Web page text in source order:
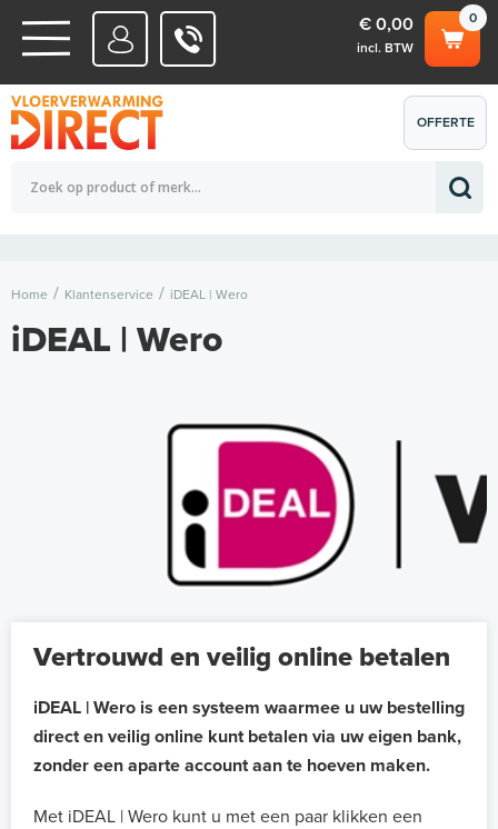
WATERSYSTEMEN
ELEKTRISCHE SYSTEMEN
0
€ 0,00
incl. BTW
Totaalbedrag (incl. BTW) € 0,00
OFFERTE
AANVRAGEN
Home Klantenservice iDEAL | Wero
iDEAL | Wero
Vertrouwd en veilig online betalen
iDEAL | Wero is een systeem waarmee u uw bestelling
direct en veilig online kunt betalen via uw eigen bank,
zonder een aparte account aan te hoeven maken.
Met iDEAL | Wero kunt u met een paar klikken een